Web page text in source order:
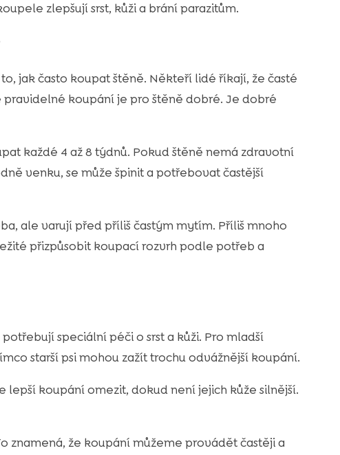
zlepšují srst, kůži a brání parazitům.
jak často koupat štěně. Někteří lidé říkají, že časté
koupání je pro štěně dobré. Je dobré
každé 4 až 8 týdnů. Pokud štěně nemá zdravotní
venku, se může špinit a potřebovat častější
ale varují před příliš častým mytím. Příliš mnoho
přizpůsobit koupací rozvrh podle potřeb a
speciální péči o srst a kůži. Pro mladší
starší psi mohou zažít trochu odvážnější koupání.
lepší koupání omezit, dokud není jejich kůže silnější.
znamená, že koupání můžeme provádět častěji a